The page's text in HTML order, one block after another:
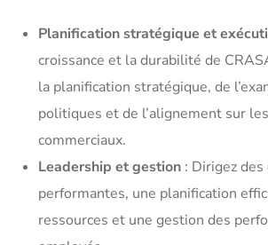
Planification stratégique et
croissance et la durabilité de
la planification stratégique, de
politiques et de l’alignement sur
commerciaux.
Leadership et gestion : Dirigez
performantes, une planification
ressources et une gestion des